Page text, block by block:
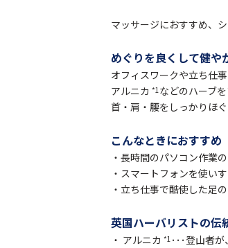
マッサージにおすすめ、
めぐりを良くして健や
オフィスワークや立ち仕
アルニカ *1などのハーブ
首・肩・腰をしっかりほ
こんなときにおすすめ
・長時間のパソコン作業
・スマートフォンを使い
・立ち仕事で酷使した足
英国ハーバリストの伝
・ アルニカ *1 ･･･登山者